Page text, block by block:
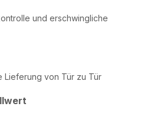
und erschwingliche
Lieferung von Tür zu Tür